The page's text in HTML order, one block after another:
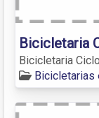
Bicicletaria
Bicicletaria
Bicicletarias